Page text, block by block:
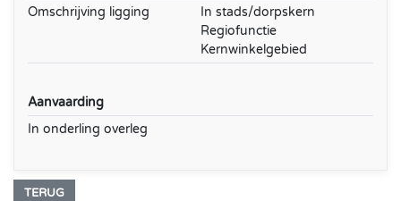
Omschrijving ligging
In stads/dorpskern
Regiofunctie
Kernwinkelgebied
Aanvaarding
In onderling overleg
TERUG